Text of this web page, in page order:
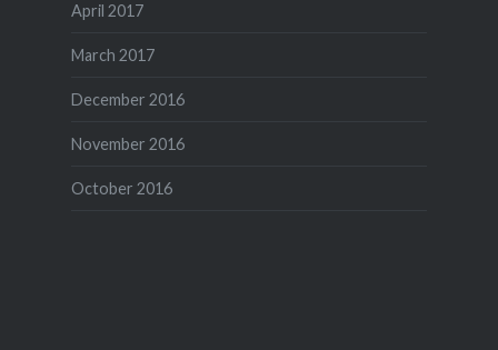
April 2017
March 2017
December 2016
November 2016
October 2016